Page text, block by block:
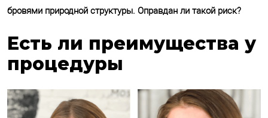
бровями природной структуры. Оправдан ли такой риск?
Есть ли преимущества у
процедуры